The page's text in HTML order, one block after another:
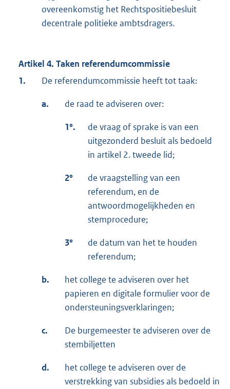
overeenkomstig het Rechtspositiebesluit
decentrale politieke ambtsdragers.
Artikel 4. Taken referendumcommissie
1.
De referendumcommissie heeft tot taak:
a. de raad te adviseren over:
1°.
de vraag of sprake is van een
uitgezonderd besluit als bedoeld
in artikel 2. tweede lid;
2°
de vraagstelling van een
referendum, en de
antwoordmogelijkheden en
stemprocedure;
3°
de datum van het te houden
referendum;
b.
het college te adviseren over het
papieren en digitale formulier voor de
ondersteuningsverklaringen;
c.
De burgemeester te adviseren over de
stembiljetten
d.
het college te adviseren over de
verstrekking van subsidies als bedoeld in